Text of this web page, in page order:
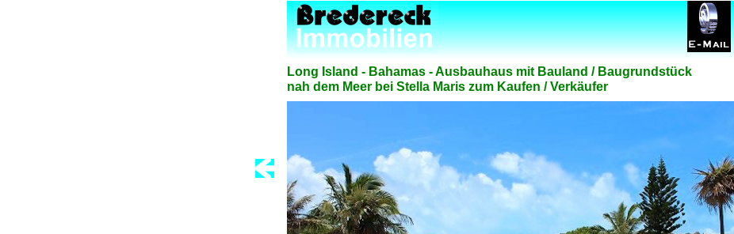
Long Island - Bahamas - Ausbauhaus mit Bauland / Baugrundstück
nah dem Meer bei Stella Maris zum Kaufen / Verkäufer